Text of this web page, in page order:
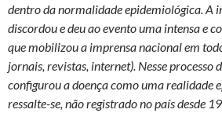
dentro da normalidade epidemiológica. A
discordou e deu ao evento uma intensa e
que mobilizou a imprensa nacional em
jornais, revistas, internet). Nesse processo
configurou a doença como uma realidade
ressalte-se, não registrado no país desde